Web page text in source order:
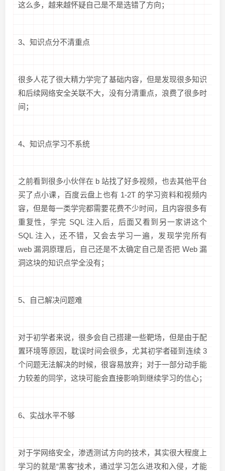
这么多，越来越怀疑自己是不是选错了方向；
3、知识点分不清重点
很多人花了很大精力学完了基础内容，但是发现很多知识
和后续网络安全关联不大，没有分清重点，浪费了很多时
间；
4、知识点学习不系统
之前看到很多小伙伴在 b 站找了好多视频，也去其他平台
买了点小课，百度云盘上也有 1-2T 的学习资料和视频内
容，但是每一类学完都需要花费不少时间，且内容很多有
重复性，学完 SQL 注入后，后面又看到另一家讲这个
SQL 注入，还不错，又会去学习一遍，发现学完所有
web 漏洞原理后，自己还是不太确定自己是否把 Web 漏
洞这块的知识点学全没有；
5、自己解决问题难
对于初学者来说，很多会自己搭建一些靶场，但是由于配
置环境等原因，耽误时间会很多，尤其初学者碰到连续 3
个问题无法解决的时候，很容易放弃；对于一部分动手能
力较差的同学，这块可能会直接影响到继续学习的信心；
6、实战水平不够
对于学网络安全，渗透测试方向的技术，其实很大程度上
学习的就是“黑客”技术，通过学习怎么进攻和入侵，才能